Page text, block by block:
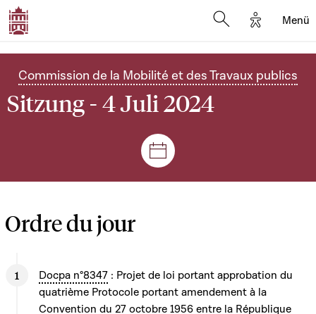
Options
Menü
Commission de la Mobilité et des Travaux publics
Sitzung - 4 Juli 2024
Plenar- und
Ordre du jour
Docpa n°8347 : Projet de loi portant approbation du
quatrième Protocole portant amendement à la
Convention du 27 octobre 1956 entre la République